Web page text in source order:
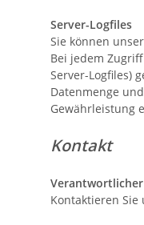
Server-Logfiles
Sie können
Bei jedem
Server-Logfiles)
Datenmenge
Gewährleistung
Kontakt
Verantwortlicher
Kontaktieren